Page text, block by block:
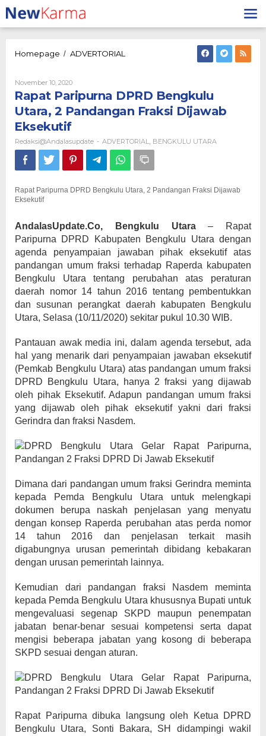
Lewati
ke
konten
Homepage / ADVERTORIAL
Utara,
Pandangan
Dijawab
Eksekutif
November 10, 2020Oleh
Redaksi@andalasupdate
Rapat Paripurna DPRD Bengkulu
Utara, 2 Pandangan Fraksi Dijawab
Eksekutif
Redaksi@andalasupdate - ADVERTORIAL BENGKULU UTARA
Rapat Paripurna DPRD Bengkulu Utara, 2 Pandangan Fraksi Dijawab
Eksekutif
AndalasUpdate.Co, Bengkulu Utara– Rapat
Paripurna DPRD Kabupaten Bengkulu Utara dengan
agenda penyampaian jawaban pihak eksekutif atas
pandangan umum fraksi terhadap Raperda kabupaten
Bengkulu Utara tentang perubahan atas peraturan
daerah nomor 14 tahun 2016 tentang pembentukkan
dan susunan perangkat daerah kabupaten Bengkulu
Utara, Selasa (10/11/2020) sekitar pukul 10.30 WIB.
Pantauan awak media ini, dalam agenda tersebut, ada
hal yang menarik dari penyampaian jawaban eksekutif
(Pemkab Bengkulu Utara) atas pandangan umum fraksi
DPRD Bengkulu Utara, hanya 2 fraksi yang dijawab
oleh pihak Eksekutif. Adapun pandangan umum fraksi
yang dijawab oleh pihak eksekutif yakni dari fraksi
Gerindra dan fraksi Nasdem.
Dimana dari pandangan umum fraksi Gerindra meminta
kepada Pemda Bengkulu Utara untuk melengkapi
dokumen berupa naskah penjelasan yang menyatu
dengan konsep Raperda perubahan atas perda nomor
14 tahun 2016 dan penjelasan terkait masih
digabungnya urusan pemerintah dibidang kebakaran
dengan urusan pemerintah lainnya.
Kemudian dari pandangan fraksi Nasdem meminta
kepada Pemda Bengkulu Utara khususnya Bupati untuk
mengevaluasi segenap SKPD maupun penempatan
jabatan benar-benar sesuai kompetensi serta dapat
mengisi beberapa jabatan yang kosong di beberapa
SKPD sesuai dengan aturan.
Rapat Paripurna dibuka langsung oleh Ketua DPRD
Bengkulu Utara, Sonti Bakara, SH didampingi wakil